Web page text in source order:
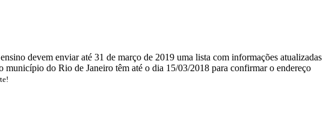
devem enviar até 31 de março de 2019 uma lista com informações atualizadas
município do Rio de Janeiro têm até o dia 15/03/2018 para confirmar o endereço